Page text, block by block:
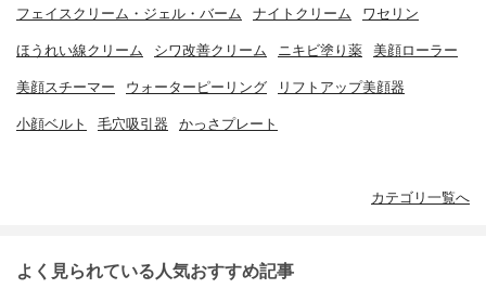
フェイスクリーム・ジェル・バーム ナイトクリーム ワセリン
ほうれい線クリーム シワ改善クリーム ニキビ塗り薬 美顔ローラー
美顔スチーマー ウォーターピーリング リフトアップ美顔器
小顔ベルト 毛穴吸引器 かっさプレート
カテゴリ一覧へ
よく見られている人気おすすめ記事